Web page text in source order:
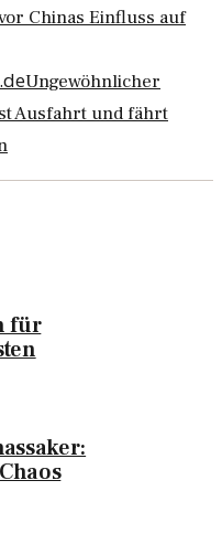
Chinas Einfluss auf
Ungewöhnlicher
Ausfahrt und fährt
für